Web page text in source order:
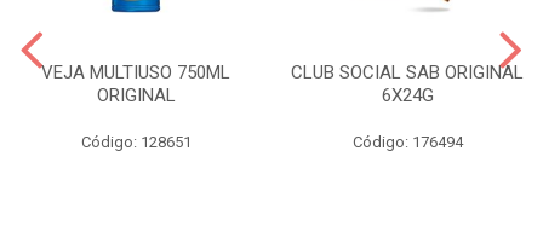
VEJA MULTIUSO 750ML
ORIGINAL
Código: 128651
CLUB SOCIAL SAB ORIGINAL
6X24G
Código: 176494